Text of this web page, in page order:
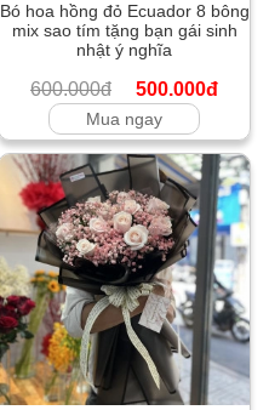
Bó hoa hồng đỏ Ecuador 8 bông
mix sao tím tặng bạn gái sinh
nhật ý nghĩa
600.000đ 500.000đ
Mua ngay